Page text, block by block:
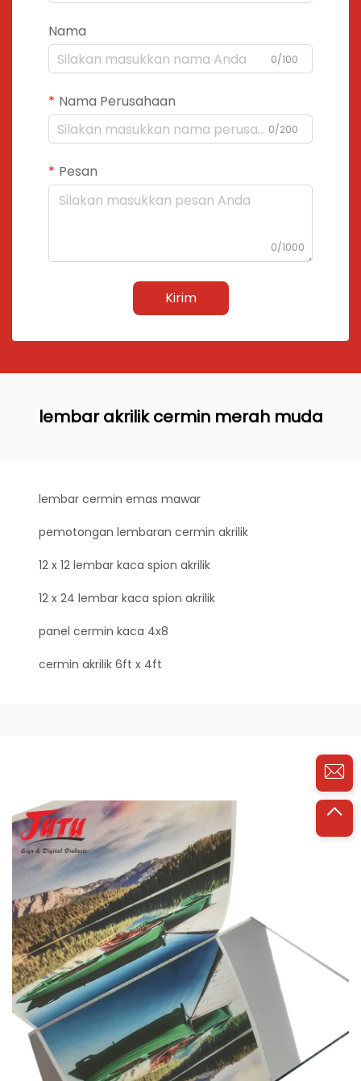
Nama
0/100
Nama Perusahaan
0/200
Pesan
0/1000
Kirim
lembar akrilik cermin merah muda
lembar cermin emas mawar
pemotongan lembaran cermin akrilik
12 x 12 lembar kaca spion akrilik
12 x 24 lembar kaca spion akrilik
panel cermin kaca 4x8
cermin akrilik 6ft x 4ft